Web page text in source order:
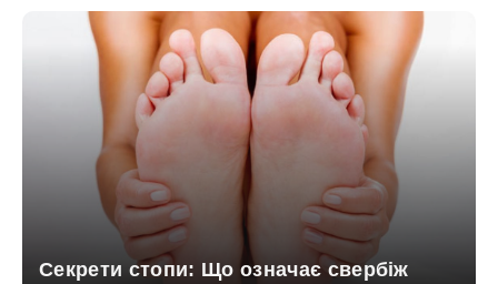
Секрети стопи: Що означає свербіж